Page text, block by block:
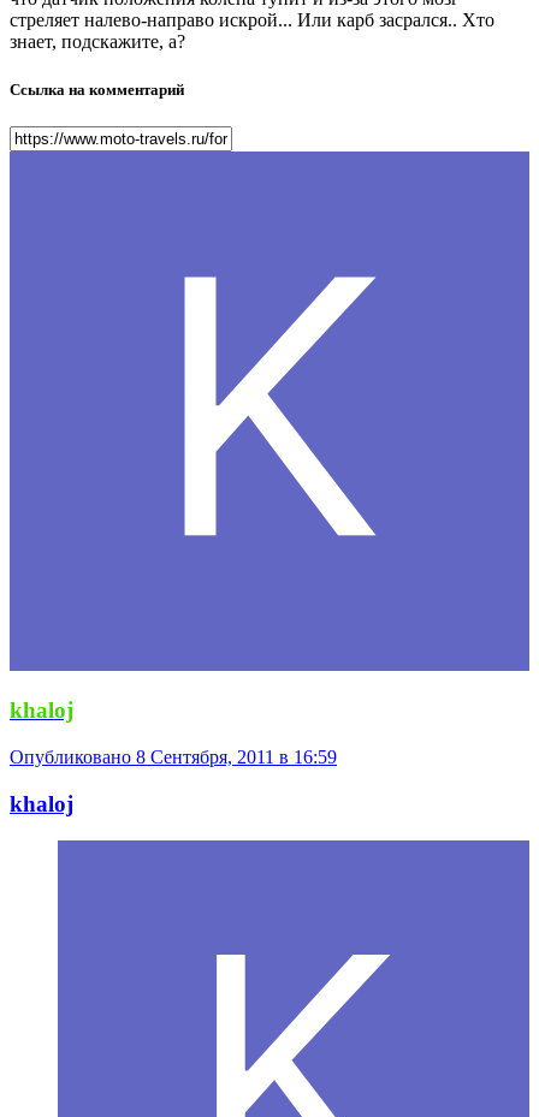
стреляет налево-направо искрой... Или карб засрался.. Хто
знает, подскажите, а?
Ссылка на комментарий
khaloj
Опубликовано 8 Сентября, 2011 в 16:59
khaloj